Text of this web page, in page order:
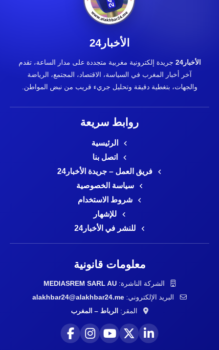
الأخبار24
الأخبار24
جريدة إلكترونية مغربية متجددة على مدار الساعة، تقدم
آخر أخبار المغرب في السياسة، الاقتصاد، المجتمع، الرياضة
والجهات، بتغطية دقيقة وتحليل جريء قريب من نبض المواطن.
روابط سريعة
الرئيسية
اتصل بنا
فريق العمل – جريدة الأخبار24
سياسة الخصوصية
شروط الاستخدام
للإشهار
للنشر في الأخبار24
معلومات قانونية
الشركة الناشرة:MEDIASREM SARL AU
البريد الإلكتروني: alakhbar24@alakhbar24.me
المقر:الرباط – المغرب